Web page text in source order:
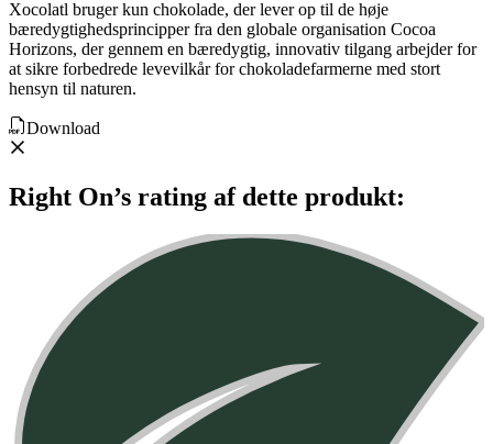
Xocolatl bruger kun chokolade, der lever op til de høje
bæredygtighedsprincipper fra den globale organisation Cocoa
Horizons, der gennem en bæredygtig, innovativ tilgang arbejder for
at sikre forbedrede levevilkår for chokoladefarmerne med stort
hensyn til naturen.
Download
Right On’s rating af dette produkt: